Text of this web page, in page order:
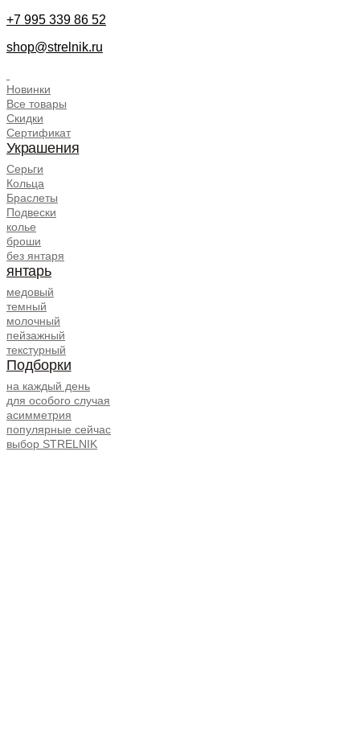
+7 995 339 86 52
shop@strelnik.ru
Новинки
Все товары
Скидки
Сертификат
Украшения
Серьги
Кольца
Браслеты
Подвески
колье
броши
без янтаря
янтарь
медовый
темный
молочный
пейзажный
текстурный
Подборки
на каждый день
для особого случая
асимметрия
популярные сейчас
выбор STRELNIK